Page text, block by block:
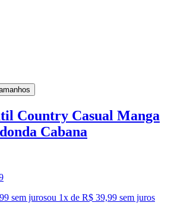
Country Casual Manga
Cabana
sem jurosou 1x de R$ 39,99 sem juros